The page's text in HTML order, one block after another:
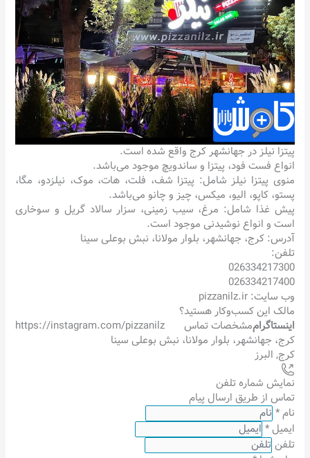
پیتزا نیلز در جهانشهر کرج واقع شده است.
انواع فست فود، پیتزا و ساندویچ موجود می‌باشد.
منوی پیتزا نیلز شامل: پیتزا شف، فلت، هات، موک، نیلزدو، مگا،
پستو، کاپو، الیو، میکس، چیز و چانو می‌باشد.
پیش غذا شامل: مرغ، سیب زمینی، سزار سالاد گریل و سوخاری
است و انواع نوشیدنی موجود است.
آدرس: کرج، جهانشهر، بلوار مولانا، نبش بوعلی سینا
تلفن:
026334217300
026334217400
وب سایت: pizzanilz.ir
مالک این کسب‌وکار هستید؟
اینستاگرام
https://instagram.com/pizzanilz
مشخصات تماس
کرج، جهانشهر، بلوار مولانا، نبش بوعلی سینا
کرج, البرز
نمایش شماره تلفن
تماس از طریق ارسال پیام
نام*
ایمیل*
تلفن